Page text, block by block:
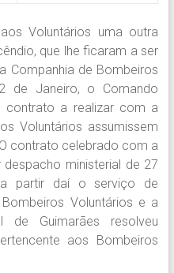
Voluntários uma outra
que lhe ficaram a ser
Companhia de Bombeiros
de Janeiro, o Comando
contrato a realizar com a
Voluntários assumissem
contrato celebrado com a
ministerial de 27
partir daí o serviço de
Voluntários e a
de Guimarães resolveu
aos Bombeiros